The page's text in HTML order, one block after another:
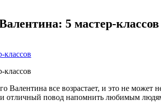
5 мастер-классов
Валентина все возрастает, и это не
и отличный повод напомнить любимым